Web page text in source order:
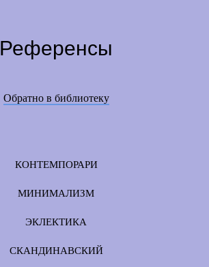
Референсы
Обратно в библиотеку
КОНТЕМПОРАРИ
МИНИМАЛИЗМ
ЭКЛЕКТИКА
СКАНДИНАВСКИЙ